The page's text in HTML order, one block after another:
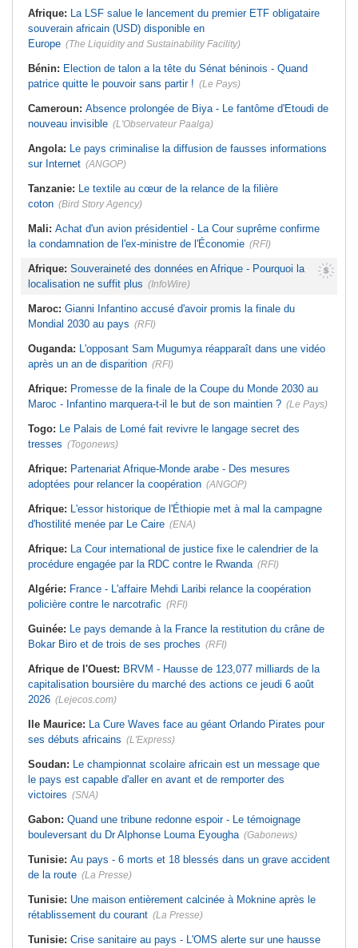
Bénin:Le nouveau Sénat élit son
premier président
Cote d'Ivoire:Protection de
Foundation distinguée au Grand Prix
Nelson Mandela
Afrique:Ligue des Champions de la
CAF - L'Espérance exemptée au
premier tour, le Club Africain hérite
du Djoliba AC
L'OMS alerte sur une hausse
incontrôlable d'Ebola
Afrique: La LSF salue le lancement du premier ETF obligataire
souverain africain (USD) disponible en
Europe (The Liquidity and Sustainability Facility)
Bénin: Election de talon a la tête du Sénat béninois - Quand
patrice quitte le pouvoir sans partir ! (Le Pays)
Cameroun: Absence prolongée de Biya - Le fantôme d'Etoudi de
nouveau invisible (L'Observateur Paalga)
Angola: Le pays criminalise la diffusion de fausses informations
sur Internet (ANGOP)
Tanzanie: Le textile au cœur de la relance de la filière
coton (Bird Story Agency)
Mali: Achat d'un avion présidentiel - La Cour suprême confirme
la condamnation de l'ex-ministre de l'Économie (RFI)
Afrique: Souveraineté des données en Afrique - Pourquoi la
localisation ne suffit plus (InfoWire)
Maroc: Gianni Infantino accusé d'avoir promis la finale du
Mondial 2030 au pays (RFI)
Ouganda: L'opposant Sam Mugumya réapparaît dans une vidéo
après un an de disparition (RFI)
Afrique: Promesse de la finale de la Coupe du Monde 2030 au
Maroc - Infantino marquera-t-il le but de son maintien ? (Le Pays)
Togo: Le Palais de Lomé fait revivre le langage secret des
tresses (Togonews)
Afrique: Partenariat Afrique-Monde arabe - Des mesures
adoptées pour relancer la coopération (ANGOP)
Afrique: L'essor historique de l'Éthiopie met à mal la campagne
d'hostilité menée par Le Caire (ENA)
Afrique: La Cour international de justice fixe le calendrier de la
procédure engagée par la RDC contre le Rwanda (RFI)
Algérie: France - L'affaire Mehdi Laribi relance la coopération
policière contre le narcotrafic (RFI)
Guinée: Le pays demande à la France la restitution du crâne de
Bokar Biro et de trois de ses proches (RFI)
Afrique de l'Ouest: BRVM - Hausse de 123,077 milliards de la
capitalisation boursière du marché des actions ce jeudi 6 août
2026 (Lejecos.com)
Ile Maurice: La Cure Waves face au géant Orlando Pirates pour
ses débuts africains (L'Express)
Soudan: Le championnat scolaire africain est un message que
le pays est capable d'aller en avant et de remporter des
victoires (SNA)
Gabon: Quand une tribune redonne espoir - Le témoignage
bouleversant du Dr Alphonse Louma Eyougha (Gabonews)
Tunisie: Au pays - 6 morts et 18 blessés dans un grave accident
de la route (La Presse)
Tunisie: Une maison entièrement calcinée à Moknine après le
rétablissement du courant (La Presse)
Tunisie: Crise sanitaire au pays - L'OMS alerte sur une hausse